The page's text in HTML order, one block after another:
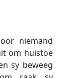
niemand
om huistoe
sy beweeg